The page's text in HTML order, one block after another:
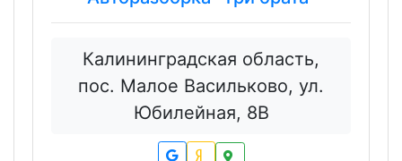
Калининградская область,
пос. Малое Васильково, ул.
Юбилейная, 8В